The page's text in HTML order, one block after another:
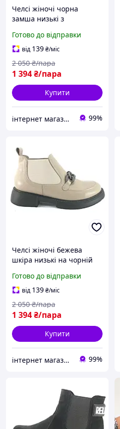
Челсі жіночі чорна
замша низькі з
розмір 41
Готово до відправки
від 139₴/міс
1 394₴/пара
2 050 ₴/пара
Купити
інтернет магазин ОПТИМАЛЬНИЙ ВИБІР 99%
Челсі жіночі бежева
шкіра низькі на чорній
демісезонні розмір 38
Готово до відправки
від 139₴/міс
1 394₴/пара
2 050 ₴/пара
Купити
інтернет магазин ОПТИМАЛЬНИЙ ВИБІР 99%